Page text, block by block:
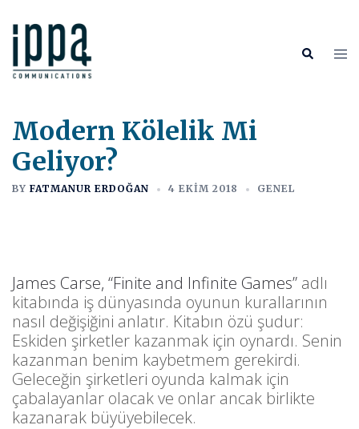
atla
Search
Modern Kölelik Mi
Geliyor?
BY FATMANUR ERDOĞAN 4 EKIM 2018 GENEL
James Carse, “Finite and Infinite Games” adlı
kitabında iş dünyasında oyunun kurallarının
nasıl değişiğini anlatır. Kitabın özü şudur:
Eskiden şirketler kazanmak için oynardı. Senin
kazanman benim kaybetmem gerekirdi.
Geleceğin şirketleri oyunda kalmak için
çabalayanlar olacak ve onlar ancak birlikte
kazanarak büyüyebilecek.